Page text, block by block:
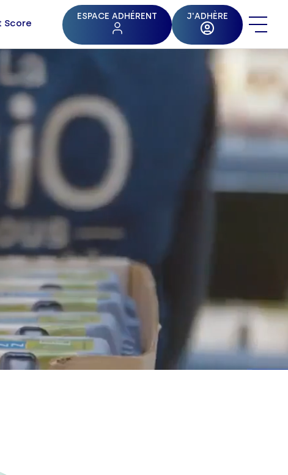
Score
ESPACE ADHÉRENT J'ADHÈRE